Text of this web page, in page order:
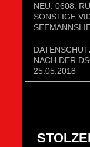
NEU: 0608.
SONSTIGE
NACH DER
25.05.2018